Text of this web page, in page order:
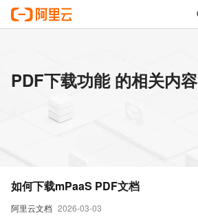
PDF下载功能 的相关内容
阿里云文档 2026-03-03
如何下载mPaaS PDF文档